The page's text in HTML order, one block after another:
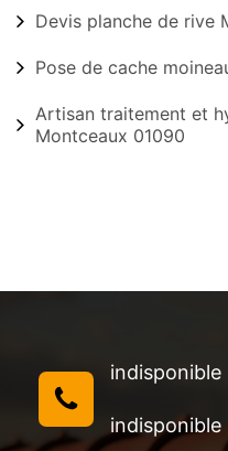
Devis planche de rive
Pose de cache
Artisan traitement et
Montceaux 01090
indisponible
indisponible